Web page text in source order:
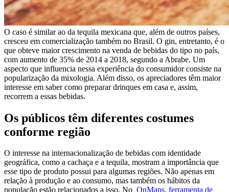
O caso é similar ao da tequila mexicana que, além de outros países,
cresceu em comercialização também no Brasil. O gin, entretanto, é o
que obteve maior crescimento na venda de bebidas do tipo no país,
com aumento de 35% de 2014 a 2018, segundo a Abrabe. Um
aspecto que influencia nessa experiência do consumidor consiste na
popularização da mixologia. Além disso, os apreciadores têm maior
interesse em saber como preparar drinques em casa e, assim,
recorrem a essas bebidas.
Os públicos têm diferentes costumes
conforme região
O interesse na internacionalização de bebidas com identidade
geográfica, como a cachaça e a tequila, mostram a importância que
esse tipo de produto possui para algumas regiões. Não apenas em
relação à produção e ao consumo, mas também os hábitos da
população estão relacionados a isso. No OnMaps, ferramenta de